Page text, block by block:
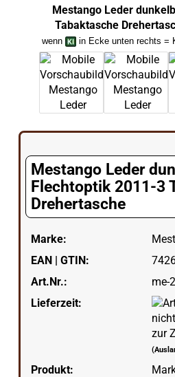
Mestango Leder
Tabaktasche
wenn in Ecke unten rechts =
Mestango Leder
Flechtoptik 2011-3
Drehertasche
Marke:
EAN | GTIN:
Art.Nr.:
me-
Lieferzeit:
zur
Produkt: